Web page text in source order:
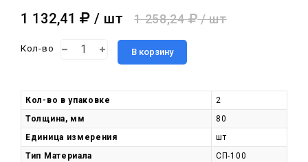
1 132,41 / шт 1 258,24 / шт
Кол-во В корзину
Кол-во в упаковке
2
Толщина, мм
80
Единица измерения
шт
Тип Материала
СП-100